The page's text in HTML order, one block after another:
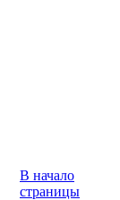
В начало
страницы